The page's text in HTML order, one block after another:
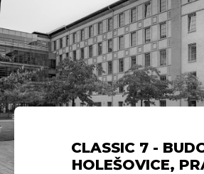
CLASSIC 7 -
HOLEŠOVICE,